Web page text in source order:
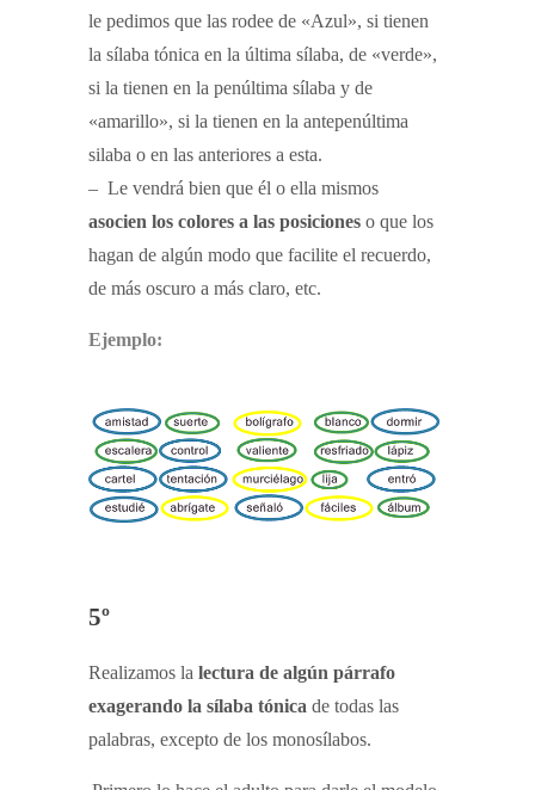
le pedimos que las rodee de «Azul», si tienen
la sílaba tónica en la última sílaba, de «verde»,
si la tienen en la penúltima sílaba y de
«amarillo», si la tienen en la antepenúltima
silaba o en las anteriores a esta.
– Le vendrá bien que él o ella mismos
asocien los colores a las posiciones o que los
hagan de algún modo que facilite el recuerdo,
de más oscuro a más claro, etc.
Ejemplo:
5º
Realizamos la lectura de algún párrafo
exagerando la sílaba tónica de todas las
palabras, excepto de los monosílabos.